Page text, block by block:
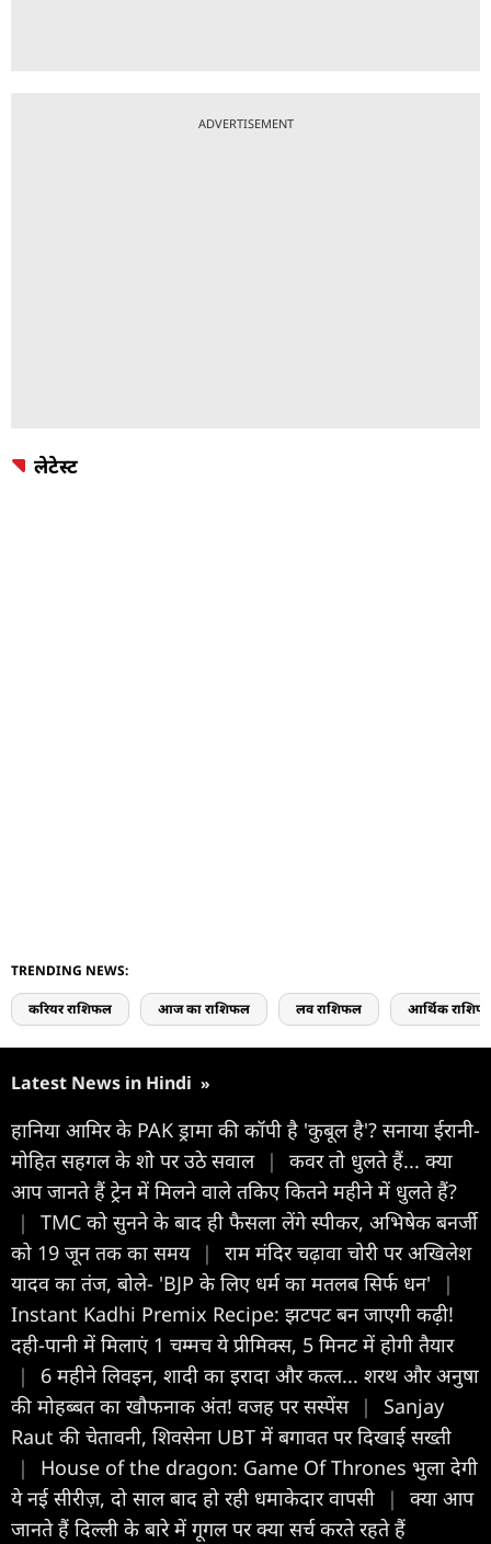
ADVERTISEMENT
लेटेस्ट
TRENDING NEWS:
करियर राशिफल आज का राशिफल लव राशिफल आर्थिक
Latest News in Hindi »
हानिया आमिर के PAK ड्रामा की कॉपी है 'कुबूल है'? सनाया ईरानी-
मोहित सहगल के शो पर उठे सवाल |
कवर तो धुलते हैं... क्या
आप जानते हैं ट्रेन में मिलने वाले तकिए कितने महीने में धुलते हैं?
|
TMC को सुनने के बाद ही फैसला लेंगे स्पीकर, अभिषेक बनर्जी
को 19 जून तक का समय |
राम मंदिर चढ़ावा चोरी पर अखिलेश
यादव का तंज, बोले- 'BJP के लिए धर्म का मतलब सिर्फ धन'
|
Instant Kadhi Premix Recipe: झटपट बन जाएगी कढ़ी!
दही-पानी में मिलाएं 1 चम्मच ये प्रीमिक्स, 5 मिनट में होगी तैयार
|
6 महीने लिवइन, शादी का इरादा और कत्ल... शरथ और अनुषा
की मोहब्बत का खौफनाक अंत! वजह पर सस्पेंस |
Sanjay
Raut की चेतावनी, शिवसेना UBT में बगावत पर दिखाई सख्ती
|
House of the dragon: Game Of Thrones भुला देगी
ये नई सीरीज़, दो साल बाद हो रही धमाकेदार वापसी
|
क्या आप
जानते हैं दिल्ली के बारे में गूगल पर क्या सर्च करते रहते हैं